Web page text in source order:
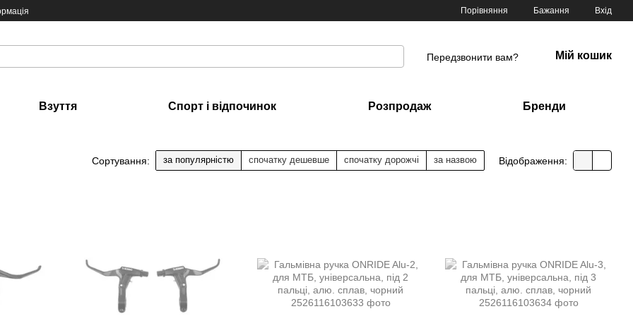
Порівняння Бажання Вхід
Передзвонити вам? Мій кошик
Взуття Спорт і відпочинок Розпродаж Бренди
Сортування: за популярністю спочатку дешевше спочатку дорожчі за назвою Відображення: